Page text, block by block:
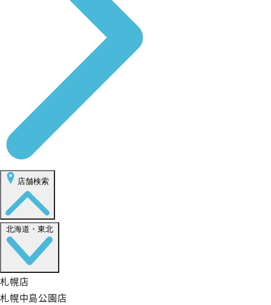
店舗検索
北海道・東北
札幌店
札幌中島公園店